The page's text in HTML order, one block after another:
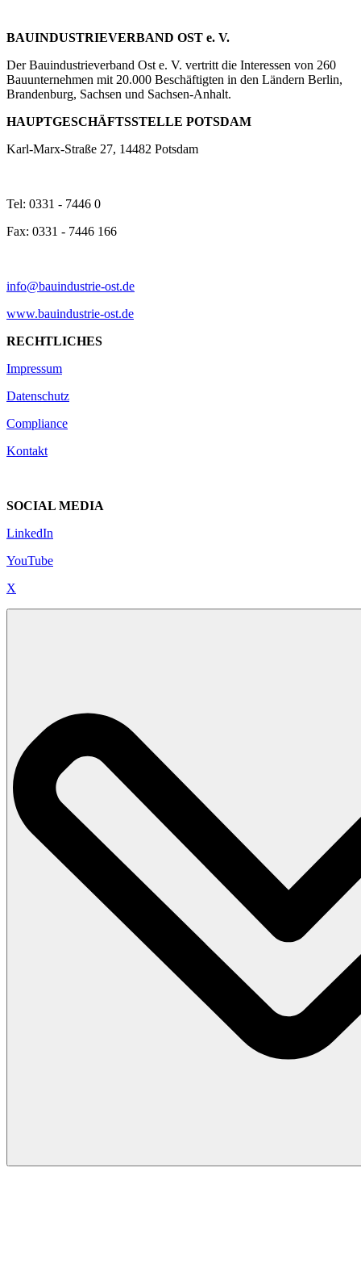
BAUINDUSTRIEVERBAND OST e. V.
Der Bauindustrieverband Ost e. V. vertritt die Interessen von 260
Bauunternehmen mit 20.000 Beschäftigten in den Ländern Berlin,
Brandenburg, Sachsen und Sachsen-Anhalt.
HAUPTGESCHÄFTSSTELLE POTSDAM
Karl-Marx-Straße 27, 14482 Potsdam
Tel: 0331 - 7446 0
Fax: 0331 - 7446 166
info@bauindustrie-ost.de
www.bauindustrie-ost.de
RECHTLICHES
Impressum
Datenschutz
Compliance
Kontakt
SOCIAL MEDIA
LinkedIn
YouTube
X